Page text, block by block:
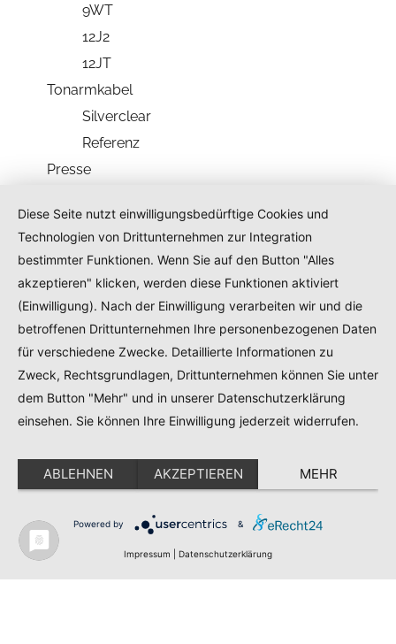
9WT
12J2
12JT
Tonarmkabel
Silverclear
Referenz
Presse
Händler International
Kontakt
Kontakt
Gewerbepark A 7 92364 Deining
service@analog-manufaktur-germany.de
Impressum
Datenschutz
Deutsch
Diese Seite nutzt einwilligungsbedürftige Cookies und
Technologien von Drittunternehmen zur Integration
bestimmter Funktionen. Wenn Sie auf den Button "Alles
akzeptieren" klicken, werden diese Funktionen aktiviert
(Einwilligung). Nach der Einwilligung verarbeiten wir und die
betroffenen Drittunternehmen Ihre personenbezogenen Daten
für verschiedene Zwecke. Detaillierte Informationen zu
Zweck, Rechtsgrundlagen, Drittunternehmen können Sie unter
dem Button "Mehr" und in unserer Datenschutzerklärung
einsehen. Sie können Ihre Einwilligung jederzeit widerrufen.
ABLEHNEN AKZEPTIEREN MEHR
Powered by &
Impressum Datenschutzerklärung